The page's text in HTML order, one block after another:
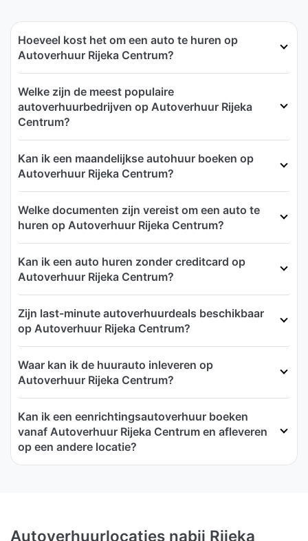
Hoeveel kost het om een auto te huren op
Autoverhuur Rijeka Centrum?
Welke zijn de meest populaire
autoverhuurbedrijven op Autoverhuur Rijeka
Centrum?
Kan ik een maandelijkse autohuur boeken op
Autoverhuur Rijeka Centrum?
Welke documenten zijn vereist om een auto te
huren op Autoverhuur Rijeka Centrum?
Kan ik een auto huren zonder creditcard op
Autoverhuur Rijeka Centrum?
Zijn last-minute autoverhuurdeals beschikbaar
op Autoverhuur Rijeka Centrum?
Waar kan ik de huurauto inleveren op
Autoverhuur Rijeka Centrum?
Kan ik een eenrichtingsautoverhuur boeken
vanaf Autoverhuur Rijeka Centrum en afleveren
op een andere locatie?
Autoverhuurlocaties nabij Rijeka